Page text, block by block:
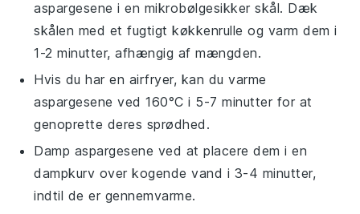
aspargesene i en mikrobølgesikker skål. Dæk
skålen med et fugtigt køkkenrulle og varm dem i
1-2 minutter, afhængig af mængden.
Hvis du har en airfryer, kan du varme
aspargesene ved 160°C i 5-7 minutter for at
genoprette deres sprødhed.
Damp aspargesene ved at placere dem i en
dampkurv over kogende vand i 3-4 minutter,
indtil de er gennemvarme.